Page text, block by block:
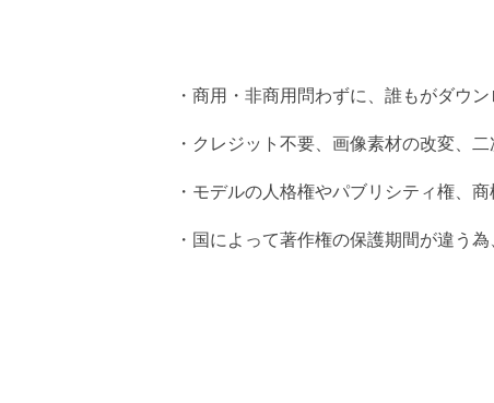
・商用・非商用問わずに、誰もがダウ
・クレジット不要、画像素材の改変、
・モデルの人格権やパブリシティ権、
・国によって著作権の保護期間が違う